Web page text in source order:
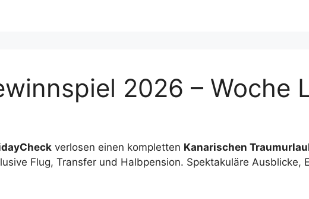
2026 – Woche
verlosen einen kompletten Kanarischen
Flug, Transfer und Halbpension. Spektakuläre Ausblicke,